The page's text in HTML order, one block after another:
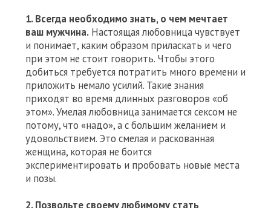
1. Всегда необходимо знать, о чем мечтает
ваш мужчина. Настоящая любовница чувствует
и понимает, каким образом приласкать и чего
при этом не стоит говорить. Чтобы этого
добиться требуется потратить много времени и
приложить немало усилий. Такие знания
приходят во время длинных разговоров «об
этом». Умелая любовница занимается сексом не
потому, что «надо», а с большим желанием и
удовольствием. Это смелая и раскованная
женщина, которая не боится
экспериментировать и пробовать новые места
и позы.
2. Позвольте своему любимому стать